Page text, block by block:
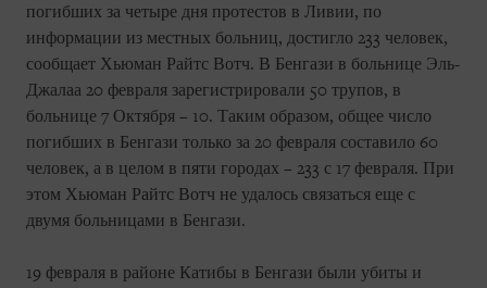
погибших за четыре дня протестов в Ливии, по
информации из местных больниц, достигло 233 человек,
сообщает Хьюман Райтс Вотч. В Бенгази в больнице Эль-
Джалаа 20 февраля зарегистрировали 50 трупов, в
больнице 7 Октября – 10. Таким образом, общее число
погибших в Бенгази только за 20 февраля составило 60
человек, а в целом в пяти городах – 233 с 17 февраля. При
этом Хьюман Райтс Вотч не удалось связаться еще с
двумя больницами в Бенгази.
19 февраля в районе Катибы в Бенгази были убиты и